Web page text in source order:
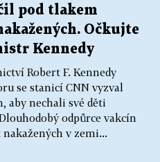
pod tlakem
Očkujte
Kennedy
Robert F. Kennedy
se stanicí CNN vyzval
aby nechali své děti
odpůrce vakcín
v zemi...